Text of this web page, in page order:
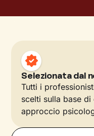
Selezionata dal
Tutti i
scelti sulla base
approccio